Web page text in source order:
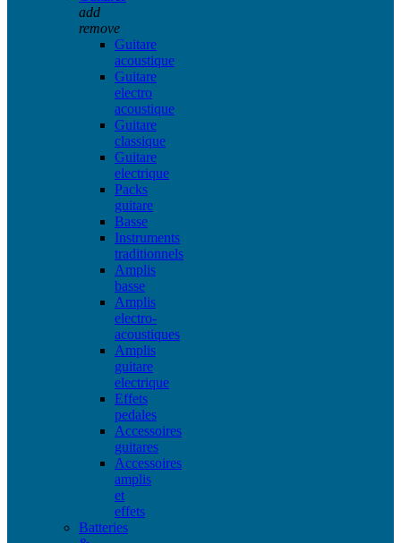
add
remove
Guitare
acoustique
Guitare
electro
acoustique
Guitare
classique
Guitare
electrique
Packs
guitare
Basse
Instruments
traditionnels
Amplis
basse
Amplis
electro-
acoustiques
Amplis
guitare
electrique
Effets
pedales
Accessoires
guitares
Accessoires
amplis
et
effets
Batteries